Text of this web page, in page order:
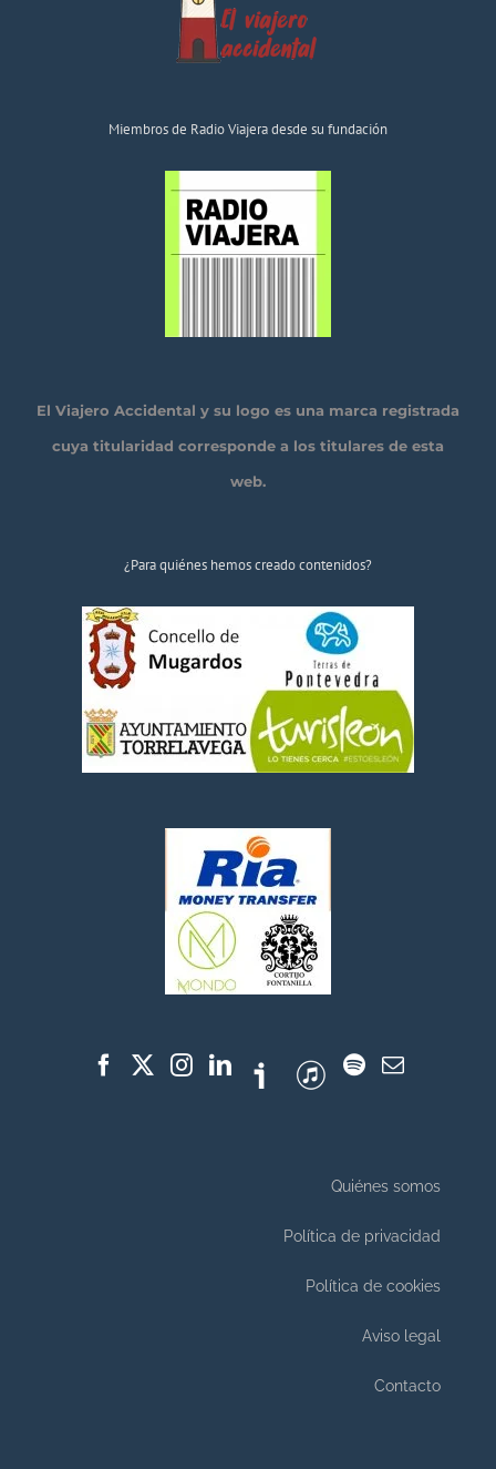
Miembros de Radio Viajera desde su fundación
El Viajero Accidental y su logo es una marca registrada
cuya titularidad corresponde a los titulares de esta
web.
¿Para quiénes hemos creado contenidos?
Quiénes somos
Política de privacidad
Política de cookies
Aviso legal
Contacto